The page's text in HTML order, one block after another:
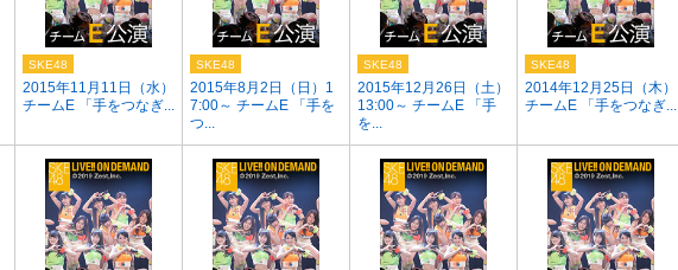
2015年11月11日（水）
チームE 「手をつなぎ...
SKE48
2015年8月2日（日）1
7:00～ チームE 「手を
つ...
SKE48
2015年12月26日（土）
13:00～ チームE 「手
を...
SKE48
2014年12月25日（木）
チームE 「手をつなぎ...
SKE48